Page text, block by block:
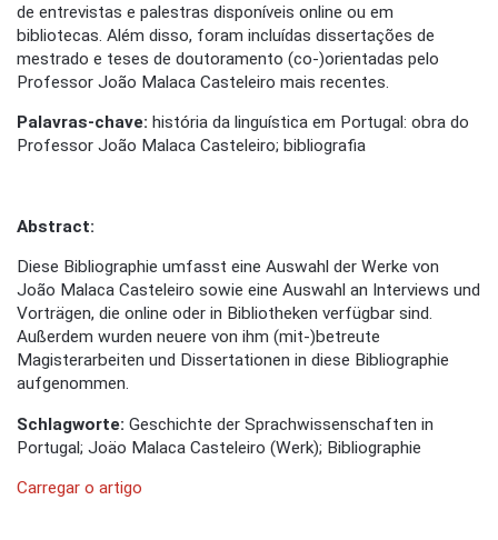
de entrevistas e palestras disponíveis online ou em
bibliotecas. Além disso, foram incluídas dissertações de
mestrado e teses de doutoramento (co-)orientadas pelo
Professor João Malaca Casteleiro mais recentes.
Palavras-chave: história da linguística em Portugal: obra do
Professor João Malaca Casteleiro; bibliografia
Abstract:
Diese Bibliographie umfasst eine Auswahl der Werke von
João Malaca Casteleiro sowie eine Auswahl an Interviews und
Vorträgen, die online oder in Bibliotheken verfügbar sind.
Außerdem wurden neuere von ihm (mit-)betreute
Magisterarbeiten und Dissertationen in diese Bibliographie
aufgenommen.
Schlagworte: Geschichte der Sprachwissenschaften in
Portugal; Joäo Malaca Casteleiro (Werk); Bibliographie
Carregar o artigo